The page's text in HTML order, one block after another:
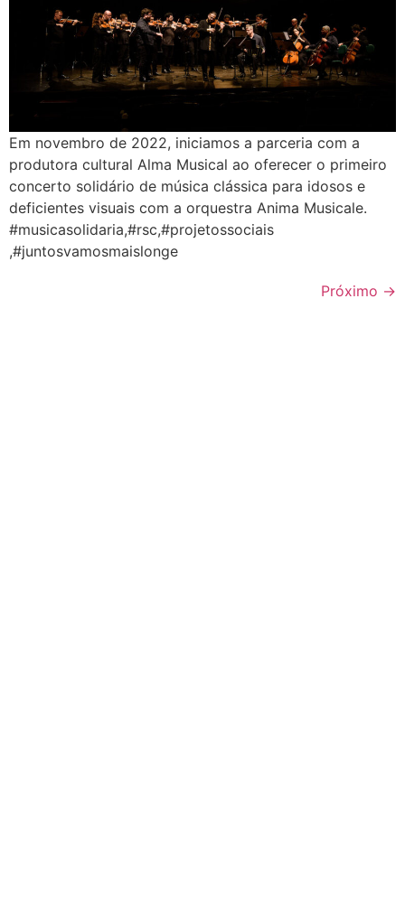
Em novembro de 2022, iniciamos a parceria com a
produtora cultural Alma Musical ao oferecer o primeiro
concerto solidário de música clássica para idosos e
deficientes visuais com a orquestra Anima Musicale.
#musicasolidaria,#rsc,#projetossociais
,#juntosvamosmaislonge
Próximo →